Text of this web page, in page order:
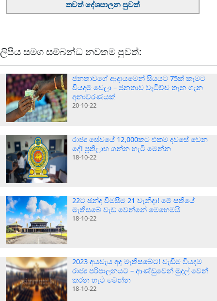
තවත් දේශපාලන පුවත්
ලිපිය සමග සම්බන්ධ නවතම පුවත්:
ජනතාවගේ ආදායමෙන් සියයට 75ක් කෑමට
වියදම් වෙලා – ජනතාව වැටිච්ච තැන ගැන
අනාවරණයක්
20-10-22
රාජ්‍ය සේවයේ 12,000කට එකම දවසේ වෙන
දේ! ප්‍රතිලාභ ගන්න හැටි මෙන්න
18-10-22
22ට ඡන්ද විමසීම 21 වැනිදා! මේ සතියේ
මැතිසබේ වැඩ වෙන්නේ මෙහෙමයි
18-10-22
2023 අයවැය අද මැතිසබේට! වැඩිම වියදම
රාජ්‍ය පරිපාලනයට – ආණ්ඩුවෙන් මුදල් වෙන්
කරන හැටි මෙන්න
18-10-22